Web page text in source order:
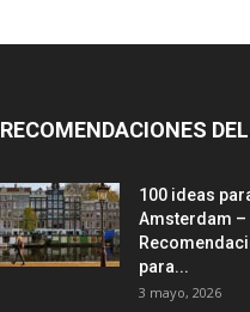
RECOMENDACIONES
100 ideas
Amsterdam –
para...
3 mayo, 2026